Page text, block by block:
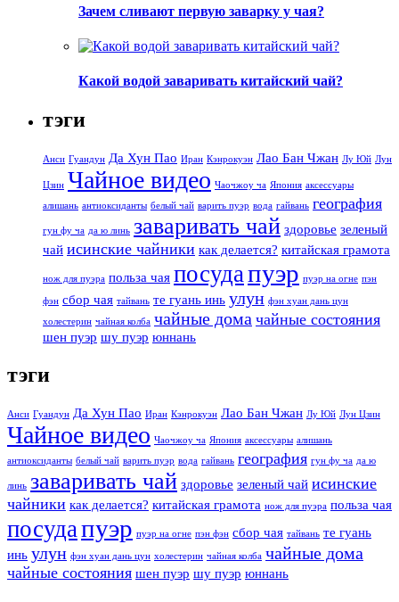
Зачем сливают первую заварку у чая?
Какой водой заваривать китайский чай?
тэги
Анси Гуандун Да Хун Пао Иран Кэнрокуэн Лао Бан Чжан Лу Юй Лун
Цзин Чайное видео Чаочжоу ча Япония аксессуары
алишань антиоксиданты белый чай варить пуэр вода гайвань география
гун фу ча да ю линь заваривать чай здоровье зеленый
чай исинские чайники как делается? китайская грамота
нож для пуэра польза чая посудапуэр пуэр на огне пэн
фэн сбор чая тайвань те гуань инь улун фэн хуан дань цун
холестерин чайная колба чайные дома чайные состояния
шен пуэр шу пуэр юннань
тэги
Анси Гуандун Да Хун Пао Иран Кэнрокуэн Лао Бан Чжан Лу Юй Лун Цзин
Чайное видео Чаочжоу ча Япония аксессуары алишань
антиоксиданты белый чай варить пуэр вода гайвань география гун фу ча да ю
линь заваривать чай здоровье зеленый чай исинские
чайники как делается? китайская грамота нож для пуэра польза чая
посудапуэр пуэр на огне пэн фэн сбор чая тайвань те гуань
инь улун фэн хуан дань цун холестерин чайная колба чайные дома
чайные состояния шен пуэр шу пуэр юннань